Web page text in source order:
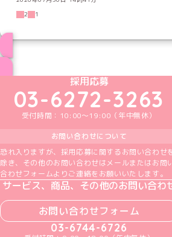
2
1
めいどりーみんTikTok
めいどりーみんX公
めいどりーみ
めいどり
め
採用応募
03-6272-3263
受付時間：10:00～19:00（年中無休）
お問い合わせについて
恐れ入りますが、採用応募に関するお問い合わせ
除き、その他のお問い合わせはメールまたはお問
合わせフォームよりご連絡をお願いいたします。
サービス、商品、その他のお問い合わ
お問い合わせフォーム
03-6744-6726